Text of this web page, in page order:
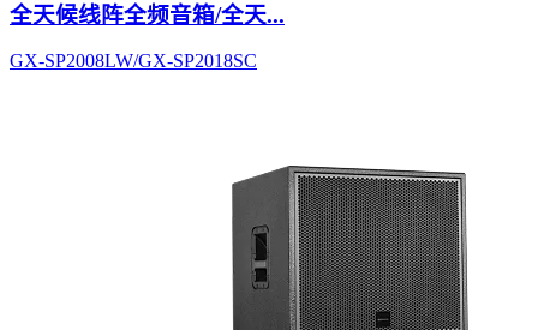
全天候线阵全频音箱/全天...
GX-SP2008LW/GX-SP2018SC